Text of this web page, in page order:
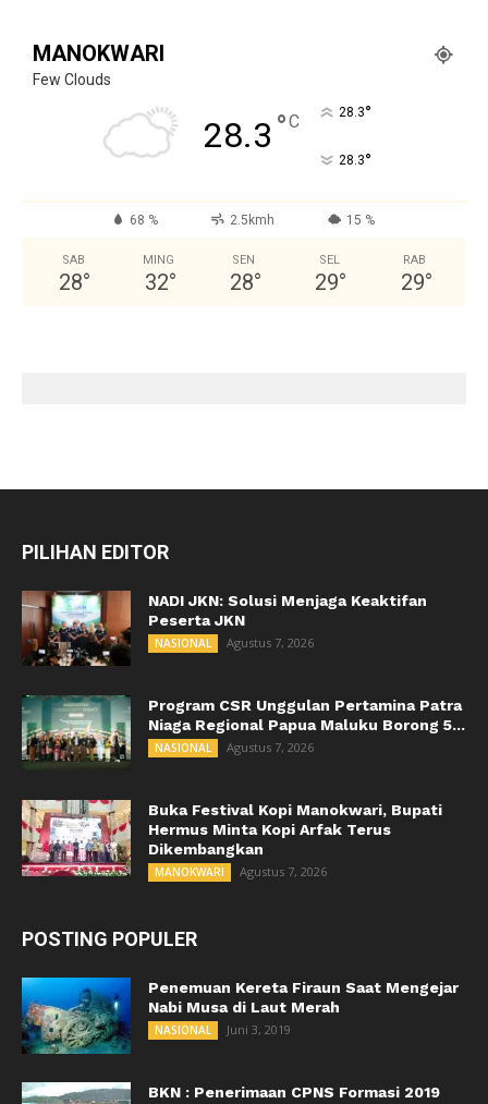
MANOKWARI
Few Clouds
28.3 °C 28.3°
28.3°
68 % 2.5kmh 15 %
SAB
28°
MING
32°
SEN
28°
SEL
29°
RAB
29°
PILIHAN EDITOR
NADI JKN: Solusi Menjaga Keaktifan
Peserta JKN
NASIONAL Agustus 7, 2026
Program CSR Unggulan Pertamina Patra
Niaga Regional Papua Maluku Borong 5...
NASIONAL Agustus 7, 2026
Buka Festival Kopi Manokwari, Bupati
Hermus Minta Kopi Arfak Terus
Dikembangkan
MANOKWARI Agustus 7, 2026
POSTING POPULER
Penemuan Kereta Firaun Saat Mengejar
Nabi Musa di Laut Merah
NASIONAL Juni 3, 2019
BKN : Penerimaan CPNS Formasi 2019